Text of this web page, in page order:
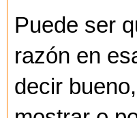
Puede ser
razón en
decir